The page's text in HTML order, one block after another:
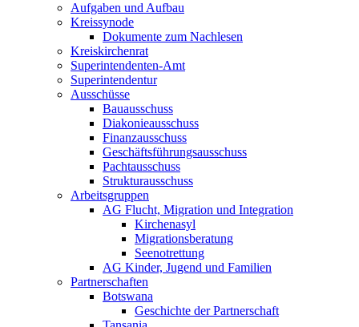
Aufgaben und Aufbau
Kreissynode
Dokumente zum Nachlesen
Kreiskirchenrat
Superintendenten-Amt
Superintendentur
Ausschüsse
Bauausschuss
Diakonieausschuss
Finanzausschuss
Geschäftsführungsausschuss
Pachtausschuss
Strukturausschuss
Arbeitsgruppen
AG Flucht, Migration und Integration
Kirchenasyl
Migrationsberatung
Seenotrettung
AG Kinder, Jugend und Familien
Partnerschaften
Botswana
Geschichte der Partnerschaft